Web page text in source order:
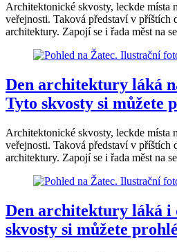
Architektonické skvosty, leckde místa
veřejnosti. Taková představí v příštích
architektury. Zapojí se i řada měst na
Den architektury láká
Tyto skvosty si můžete
Architektonické skvosty, leckde místa
veřejnosti. Taková představí v příštích
architektury. Zapojí se i řada měst na
Den architektury láká i
skvosty si můžete